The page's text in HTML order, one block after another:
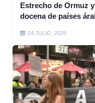
Estrecho de Ormuz
docena de países
14 JULIO, 2026